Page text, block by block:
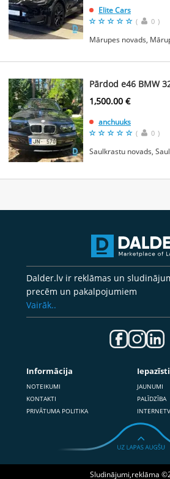
Elite Cars
( 0 )
Mārupes novads,
Pārdod e46 BMW
1,500.00 €
anchuuks
( 0 )
Saulkrastu novads,
Dalder.lv ir reklāmas un
precēm un pakalpojumiem
Vairāk..
Informācija
NOTEIKUMI
KONTAKTI
PRIVĀTUMA POLITIKA
JAUNUMI
PALĪDZĪBA
Sludinājumi,reklāma